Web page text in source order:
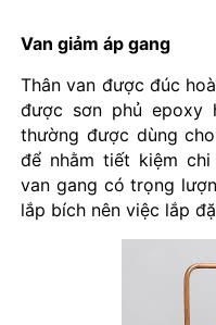
Van giảm áp gang
Thân van được đúc
được sơn phủ epoxy
thường được dùng
để nhằm tiết kiệm
van gang có trọng
lắp bích nên việc lắp